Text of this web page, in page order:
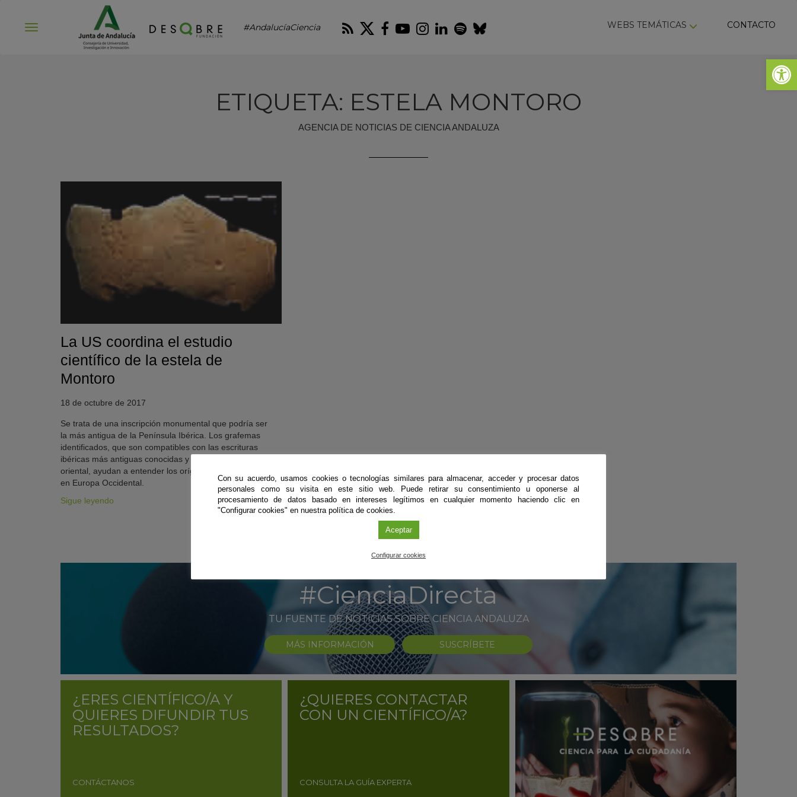
Abrir
#AndalucíaCiencia RSS Twitter
Facebook
Youtube
Instagram
LinkedIn
Spotify
Bluesky WEBS TEMÁTICAS CONTACTO
ETIQUETA: ESTELA MONTORO
AGENCIA DE NOTICIAS DE CIENCIA ANDALUZA
La US coordina el estudio
científico de la estela de
Montoro
18 de octubre de 2017
Se trata de una inscripción monumental que podría ser
la más antigua de la Península Ibérica. Los grafemas
identificados, que son compatibles con las escrituras
ibéricas más antiguas conocidas y con otras de origen
oriental, ayudan a entender los orígenes de la escritura
en Europa Occidental.
Sigue leyendo
#CienciaDirecta
TU FUENTE DE NOTICIAS SOBRE CIENCIA ANDALUZA
MÁS INFORMACIÓN SUSCRÍBETE
¿ERES CIENTÍFICO/A Y
QUIERES DIFUNDIR TUS
RESULTADOS?
CONTÁCTANOS
¿QUIERES CONTACTAR
CON UN CIENTÍFICO/A?
CONSULTA LA GUÍA EXPERTA
Con su acuerdo, usamos cookies o tecnologías similares para almacenar, acceder y procesar datos
personales como su visita en este sitio web. Puede retirar su consentimiento u oponerse al
procesamiento de datos basado en intereses legítimos en cualquier momento haciendo clic en
"Configurar cookies" en nuestra política de cookies.
Aceptar
Configurar cookies